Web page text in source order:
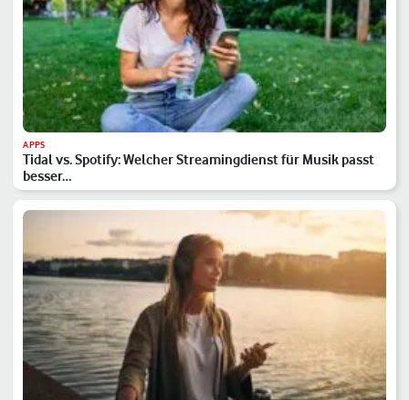
APPS
Tidal vs. Spotify: Welcher Streamingdienst für Musik passt
besser…